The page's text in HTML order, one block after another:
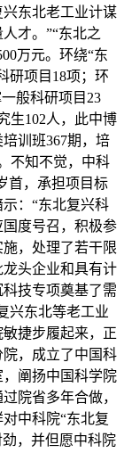
东北老工业计谋
才。”“东北之
万元。环绕“东
研项目18项；环
般科研项目23
生102人，此中博
训班367期，培
不知不觉，中科
首，承担项目标
：“东北复兴科
度号召，积极参
，处理了若干限
头企业和具有计
技专项奠基了需
兴东北等老工业
捷步履起来，正
院，成立了中国科
阐扬中国科学院
院省多年合做，
中科院“东北复
，并但愿中科院